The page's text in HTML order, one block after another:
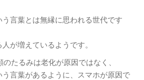
言葉とは無縁に思われる世代です
が増えているようです。
たるみは老化が原因ではなく、
う言葉があるように、スマホが原因で